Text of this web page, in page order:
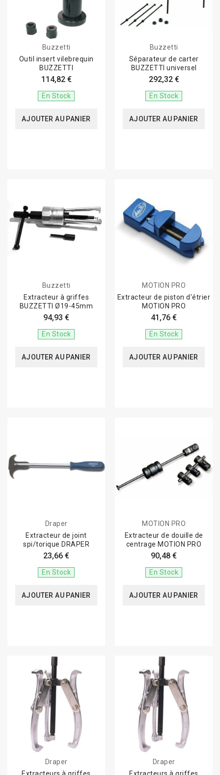
Buzzetti
Outil insert vilebrequin
BUZZETTI
114,82 €
En Stock
AJOUTER AU PANIER
Buzzetti
Séparateur de carter
BUZZETTI universel
292,32 €
En Stock
AJOUTER AU PANIER
Buzzetti
Extracteur à griffes
BUZZETTI Ø19-45mm
94,93 €
En Stock
AJOUTER AU PANIER
MOTION PRO
Extracteur de piston d'étrier
MOTION PRO
41,76 €
En Stock
AJOUTER AU PANIER
Draper
Extracteur de joint
spi/torique DRAPER
23,66 €
En Stock
AJOUTER AU PANIER
MOTION PRO
Extracteur de douille de
centrage MOTION PRO
90,48 €
En Stock
AJOUTER AU PANIER
Draper
Draper